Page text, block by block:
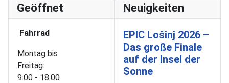
Geöffnet
Fahrrad
Montag bis
Freitag:
9:00 - 18:00
Neuigkeiten
EPIC Lošinj 2026 –
Das große Finale
auf der Insel der
Sonne